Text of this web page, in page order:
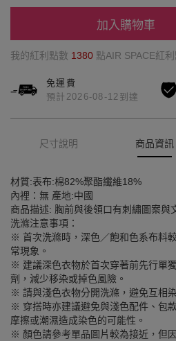
加入購物車
我的紅利點數 1380 點AIR SPACE紅
免運費
預計2026-08-12到達
尺寸說明 商品資訊
材質:表布:棉82%聚酯纖維18%
內裡：無 產地:中國
商品描述: 胸前與後領口有刺繡圖案與
洗滌注意事項：
※ 首次洗滌時，深色／飽和色系布料
常現象。
※ 建議深色衣物於首次穿著前先行單
劑，減少移染或掉色風險。
※ 請與淺色衣物分開洗滌，避免互相
※ 穿搭時亦建議避免與淺色配件、包
摩擦或潮濕造成染色的可能性。
※ 顏色請參考單品圖片較為接近，但